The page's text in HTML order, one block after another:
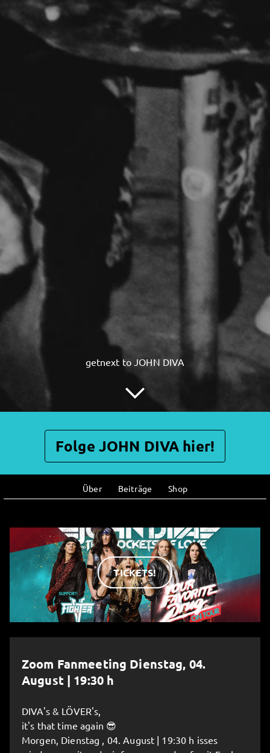
getnext to JOHN DIVA
Folge JOHN DIVA hier!
Über Beiträge Shop
TICKETS!
Zoom Fanmeeting Dienstag, 04.
August | 19:30 h
DIVA's & LÖVER's,
it's that time again 😎
Morgen, Dienstag , 04. August | 19:30 h isses